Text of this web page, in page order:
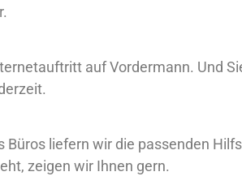
auf Vordermann. Und
Büros liefern wir die passenden
zeigen wir Ihnen gern.